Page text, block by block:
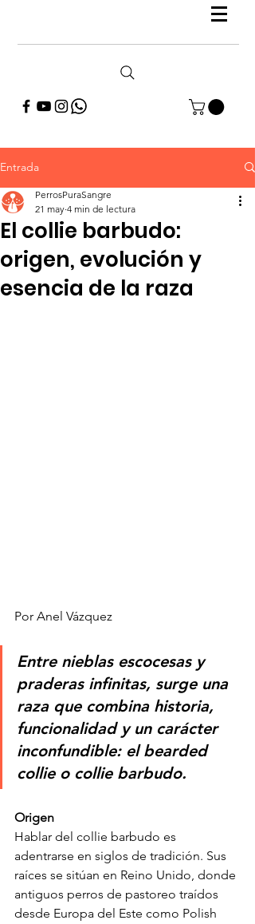
Entrada
El collie barbudo:
origen, evolución y
esencia de la raza
PerrosPuraSangre
21 may 4 min de lectura
Por Anel Vázquez
Entre nieblas escocesas y
praderas infinitas, surge una
raza que combina historia,
funcionalidad y un carácter
inconfundible: el bearded
collie o collie barbudo.
Origen
Hablar del collie barbudo es
adentrarse en siglos de tradición. Sus
raíces se sitúan en Reino Unido, donde
antiguos perros de pastoreo traídos
desde Europa del Este como Polish